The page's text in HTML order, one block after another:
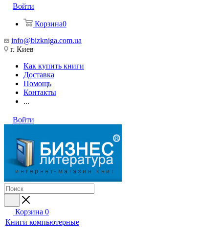
Войти
Корзина0
info@bizkniga.com.ua
г. Киев
Как купить книги
Доставка
Помощь
Контакты
...
Войти
Корзина 0
Книги компьютерные